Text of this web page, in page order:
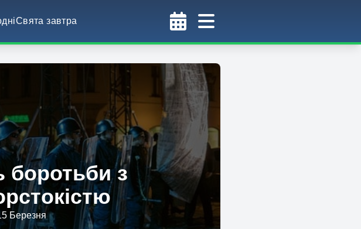
Свята завтра
боротьби з
Березня